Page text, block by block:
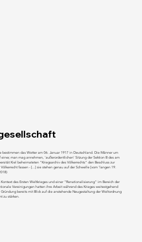
bestimmen das Wetter am 06. Januar 1917 in Deutschland. Die Männer um
einer, man mag annehmen, 'außerordentlichen' Sitzung der Sektion B des am
Kiel beheimateten "Kriegsarchiv des Völkerrechts" den Beschluss zur
fassen - [...] sie stehen genau auf der Schwelle [vom 'langen 19.
des Ersten Weltkrieges und einer "Renationalisierung" im Bereich der
Vereinigungen hatten ihre Arbeit während des Krieges weitestgehend
bereits mit Blick auf die anstehende Neugestaltung der Weltordnung
zu stärken.